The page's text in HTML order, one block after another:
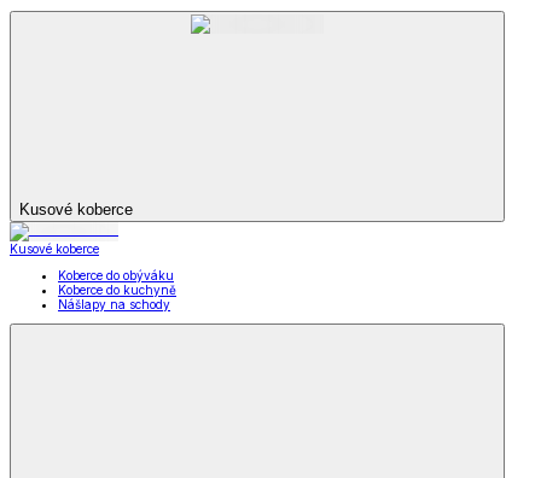
Kusové koberce
Kusové koberce
Koberce do obýváku
Koberce do kuchyně
Nášlapy na schody